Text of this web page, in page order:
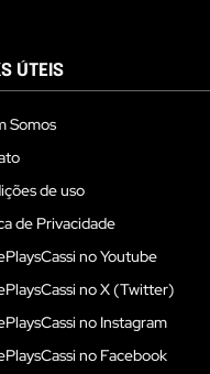
ÚTEIS
Somos
de uso
de Privacidade
no Youtube
no X (Twitter)
no Instagram
no Facebook